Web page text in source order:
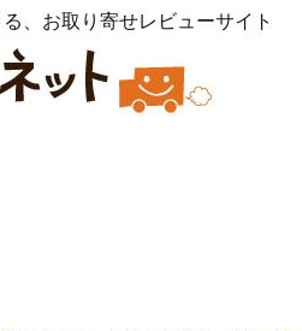
、お取り寄せレビューサイト